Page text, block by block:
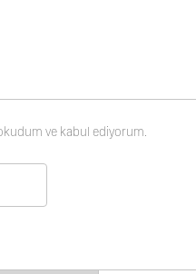
ve kabul ediyorum.